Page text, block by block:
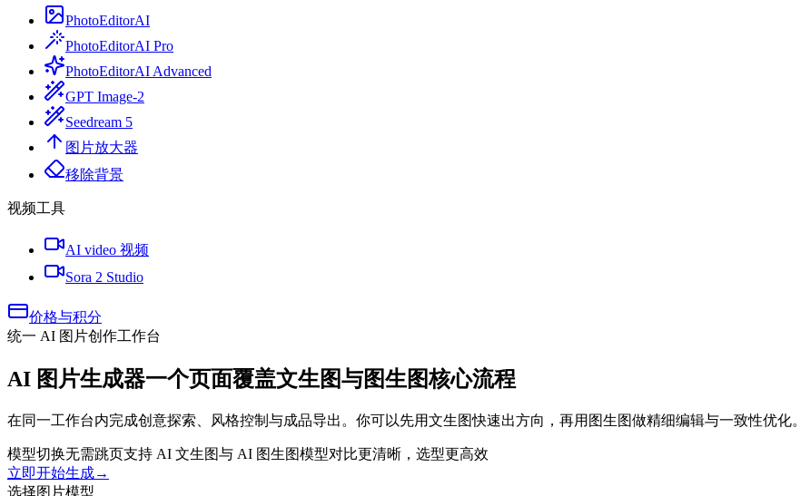
PhotoEditorAI
PhotoEditorAI Pro
PhotoEditorAI Advanced
GPT Image-2
Seedream 5
图片放大器
移除背景
视频工具
AI video 视频
Sora 2 Studio
价格与积分
统一 AI 图片创作工作台
AI 图片生成器一个页面覆盖文生图与图生图核心流程
在同一工作台内完成创意探索、风格控制与成品导出。你可以先用文生图快速出方向，再用图生图做精细编辑与一致性优化。
模型切换无需跳页支持 AI 文生图与 AI 图生图模型对比更清晰，选型更高效
立即开始生成→
选择图片模型